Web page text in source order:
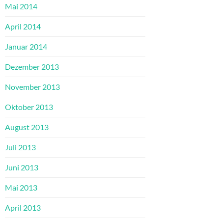
Mai 2014
April 2014
Januar 2014
Dezember 2013
November 2013
Oktober 2013
August 2013
Juli 2013
Juni 2013
Mai 2013
April 2013